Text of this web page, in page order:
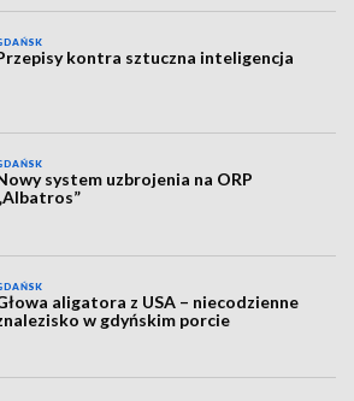
kontra sztuczna inteligencja
system uzbrojenia na ORP
aligatora z USA – niecodzienne
w gdyńskim porcie